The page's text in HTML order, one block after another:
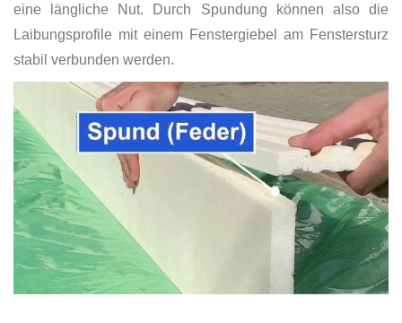
eine längliche Nut. Durch Spundung können also die
Laibungsprofile mit einem Fenstergiebel am Fenstersturz
stabil verbunden werden.